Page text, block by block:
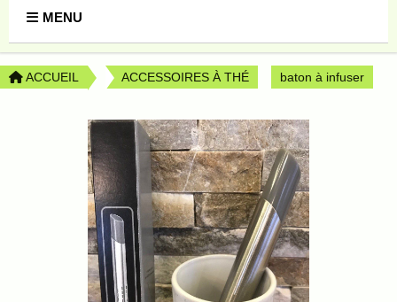
MENU
ACCUEIL ACCESSOIRES À THÉ baton à infuser